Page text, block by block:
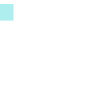
ク
ペールブルー